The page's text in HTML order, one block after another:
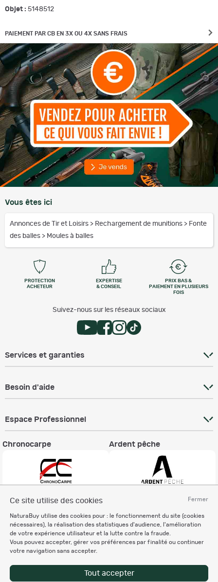
Fermer
Ce site utilise des cookies
NaturaBuy utilise des cookies pour : le fonctionnement du site (cookies
nécessaires), la réalisation des statistiques d'audience, l'amélioration
de votre expérience utilisateur et la lutte contre la fraude.
Vous pouvez accepter, gérer vos préférences par finalité ou continuer
votre navigation sans accepter.
Tout accepter
Objet : 5148512
PAIEMENT PAR CB EN 3X OU 4X SANS FRAIS
Vous êtes ici
Annonces de Tir et Loisirs > Rechargement de munitions > Fonte
des balles > Moules à balles
PROTECTION
ACHETEUR
EXPERTISE
& CONSEIL
PRIX BAS &
PAIEMENT EN PLUSIEURS
FOIS
Suivez-nous sur les réseaux sociaux
Services et garanties
Besoin d'aide
Espace Professionnel
Chronocarpe Ardent pêche
Charte éthique
Mentions légales
Règlement & Conditions d'utilisation
Politique de protection
des données personnelles
Personnalisation des cookies